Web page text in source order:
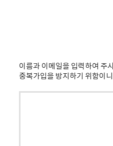
이름과 이메일을 입력하여 주
중복가입을 방지하기 위함이